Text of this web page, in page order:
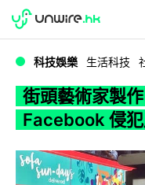
WWDC 2026
科技娛樂 生活科技
街頭藝術家製
Facebook 侵